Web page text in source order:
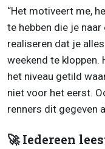
“Het motiveert me,
te hebben die je
realiseren dat je
weekend te kloppen.
het niveau getild
niet voor het eerst.
renners dit gegeven
🚀 Iedereen